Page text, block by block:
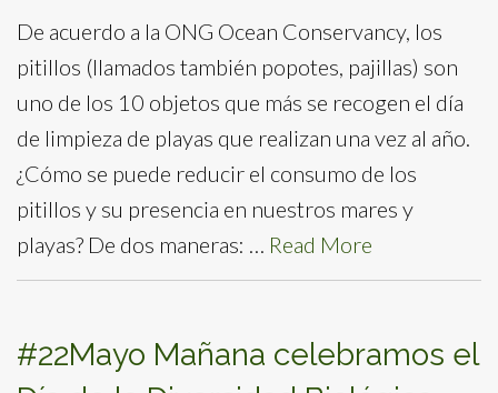
De acuerdo a la ONG Ocean Conservancy, los
pitillos (llamados también popotes, pajillas) son
uno de los 10 objetos que más se recogen el día
de limpieza de playas que realizan una vez al año.
¿Cómo se puede reducir el consumo de los
pitillos y su presencia en nuestros mares y
playas? De dos maneras: … Read More
#22Mayo Mañana celebramos el